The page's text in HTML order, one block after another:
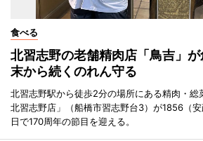
食べる
北習志野の老舗精肉店「鳥吉」
末から続くのれん守る
北習志野駅から徒歩2分の場所にある精肉・総
北習志野店」（船橋市習志野台3）が1856（
日で170周年の節目を迎える。